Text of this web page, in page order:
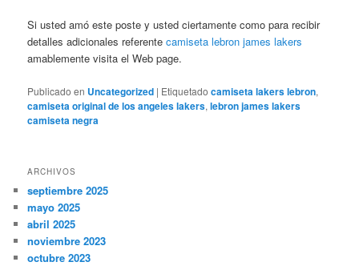
Si usted amó este poste y usted ciertamente como para recibir
detalles adicionales referentecamiseta lebron james lakers
amablemente visita el Web page.
Publicado en Uncategorized | Etiquetado camiseta lakers lebron,
camiseta original de los angeles lakers,lebron james lakers
camiseta negra
ARCHIVOS
septiembre 2025
mayo 2025
abril 2025
noviembre 2023
octubre 2023